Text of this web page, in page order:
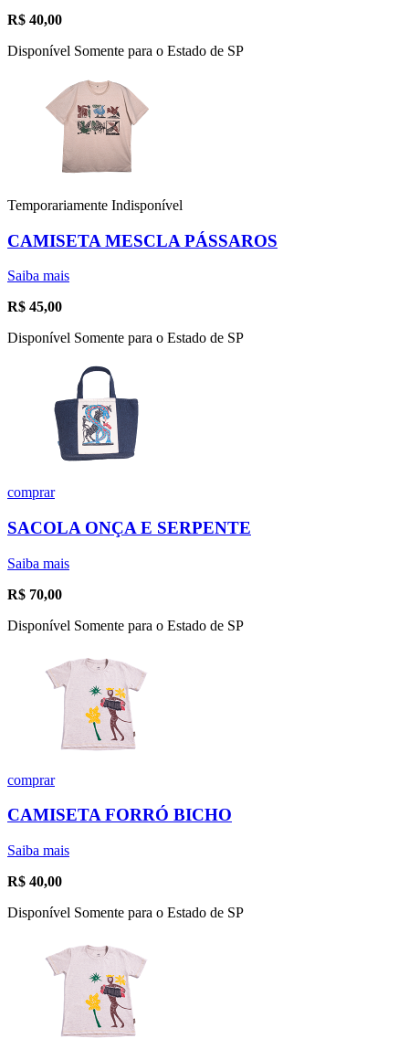
R$ 40,00
Disponível Somente para o Estado de SP
Temporariamente Indisponível
CAMISETA MESCLA PÁSSAROS
Saiba mais
R$ 45,00
Disponível Somente para o Estado de SP
comprar
SACOLA ONÇA E SERPENTE
Saiba mais
R$ 70,00
Disponível Somente para o Estado de SP
comprar
CAMISETA FORRÓ BICHO
Saiba mais
R$ 40,00
Disponível Somente para o Estado de SP